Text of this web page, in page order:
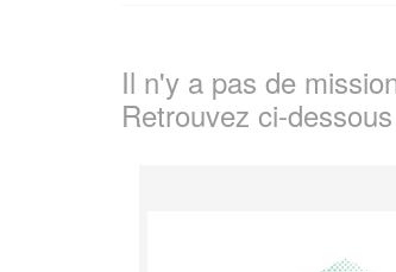
Il n'y a pas de
Retrouvez ci-